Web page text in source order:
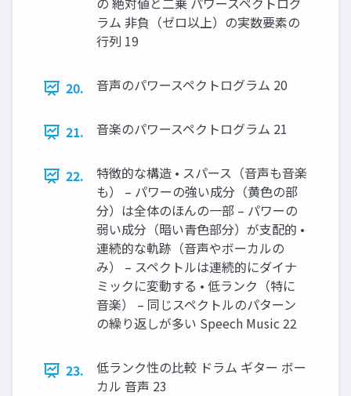
ラム 非負（ゼロ以上）の実数要素の
行列 19
20. 音声のパワースペクトログラム 20
21. 音楽のパワースペクトログラム 21
22.
特徴的な構造 • スパース（音声も音楽
も） – パワーの強い成分（黄色の部
分）は全体のほんの一部 – パワーの
弱い成分（暗い青色部分）が支配的 •
連続的な軌跡（音声やボーカルの
み） – スペクトルは連続的にダイナ
ミックに変動する • 低ランク（特に
音楽） – 同じスペクトルのパターン
の繰り返しが多い Speech Music 22
23.
低ランク性の比較 ドラム ギター ボー
カル 音声 23